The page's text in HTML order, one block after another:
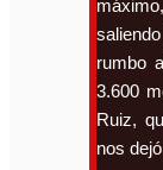
rumbo
3.600
Ruiz,
nos